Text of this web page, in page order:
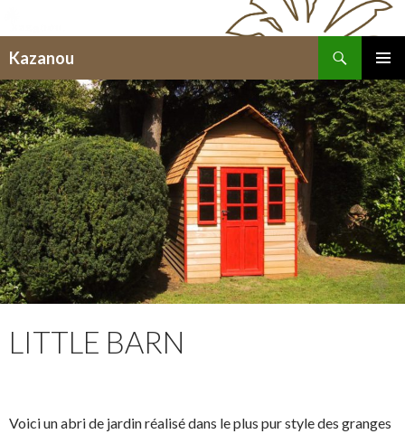
Kazanou
MENU
AU
CONTENU
LITTLE BARN
Voici un abri de jardin réalisé dans le plus pur style des granges